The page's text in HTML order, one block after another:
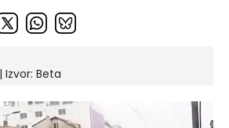
| Izvor: Beta